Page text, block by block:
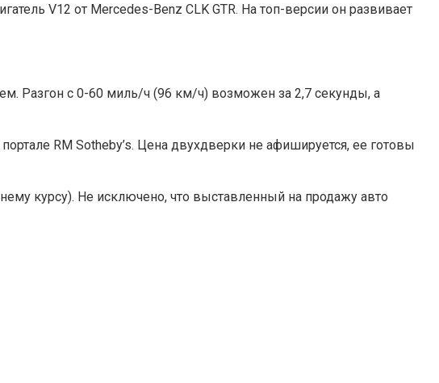
V12 от Mercedes-Benz CLK GTR. На топ-версии он развивает
Разгон с 0-60 миль/ч (96 км/ч) возможен за 2,7 секунды, а
RM Sotheby’s. Цена двухдверки не афишируется, ее готовы
курсу). Не исключено, что выставленный на продажу авто